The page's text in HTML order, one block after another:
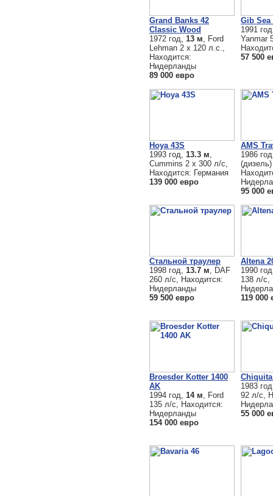
Grand Banks 42
Classic Wood
1972 год, 13 м , Ford
Lehman 2 х 120 л.с.,
Находится:
Нидерланды
89 000 евро
Gib Sea
1991
Yanmar
57 500
Hoya 43S
1993 год, 13.3 м
Cummins 2 х 300 л/с,
Находится: Германия
139 000 евро
AMS
1986
95 000
Стальной траулер
1998 год, 13.7 м , DAF
260 л/с, Находится:
Нидерланды
59 500 евро
Altena
1990
138 л/с,
119 000
Broesder Kotter 1400
AK
1994 год, 14 м , Ford
135 л/с, Находится:
Нидерланды
154 000 евро
1983
92 л/с,
55 000